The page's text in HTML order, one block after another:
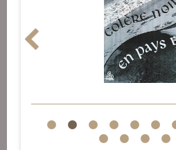
1 2 3 4 5 6
12
13 14 15